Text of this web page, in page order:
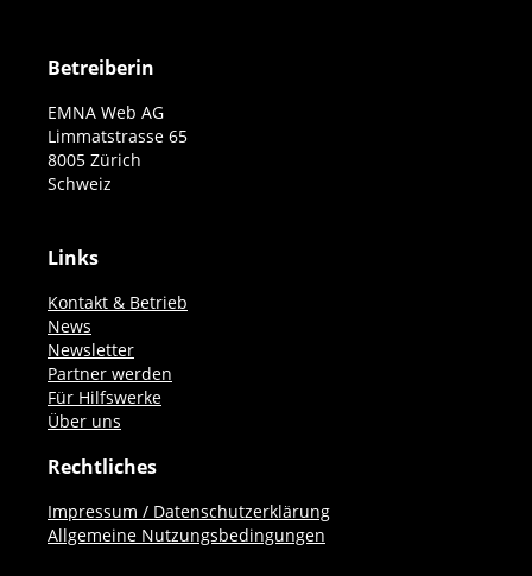
Betreiberin
EMNA Web AG
Limmatstrasse 65
8005 Zürich
Schweiz
Links
Kontakt & Betrieb
News
Newsletter
Partner werden
Für Hilfswerke
Über uns
Rechtliches
Impressum / Datenschutzerklärung
Allgemeine Nutzungsbedingungen